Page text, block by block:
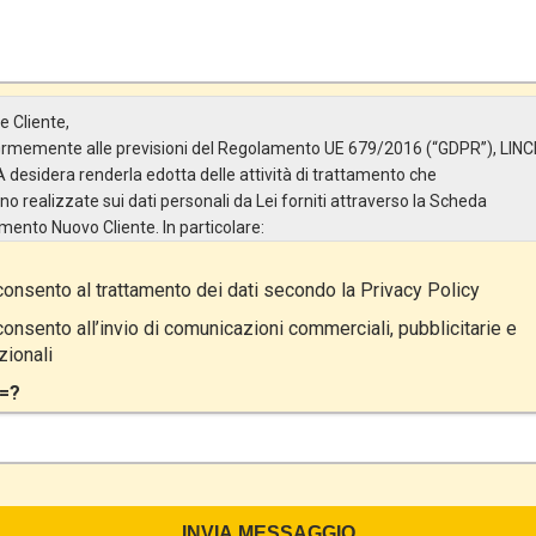
Cliente,
alle previsioni del Regolamento UE 679/2016 (“GDPR”),
desidera renderla edotta delle attività di trattamento che
realizzate sui dati personali da Lei forniti attraverso la Scheda
Nuovo Cliente. In particolare:
del Trattamento è LINCE ITALIA S.r.l., con sede in Via Variante di
snc 00072 – Ariccia (RM). L’interessato può esercitare i
diritti inviando una raccomandata alla sede legale oppure inviando una
del Trattamento
ed in particolare dati personali comuni (dati identificativi e
al trattamento dei dati secondo la Privacy Policy
all’invio di comunicazioni commerciali, pubblicitarie e